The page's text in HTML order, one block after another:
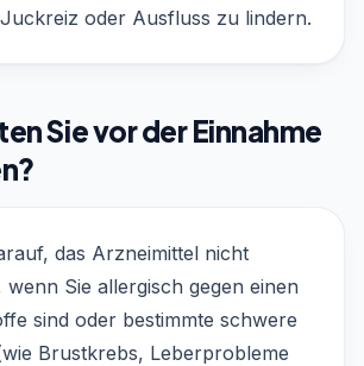
oder Ausfluss zu lindern.
Sie vor der Einnahme
das Arzneimittel nicht
Sie allergisch gegen einen
sind oder bestimmte schwere
Brustkrebs, Leberprobleme